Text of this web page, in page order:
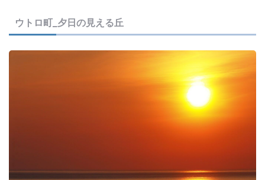
ウトロ町_夕日の見える丘